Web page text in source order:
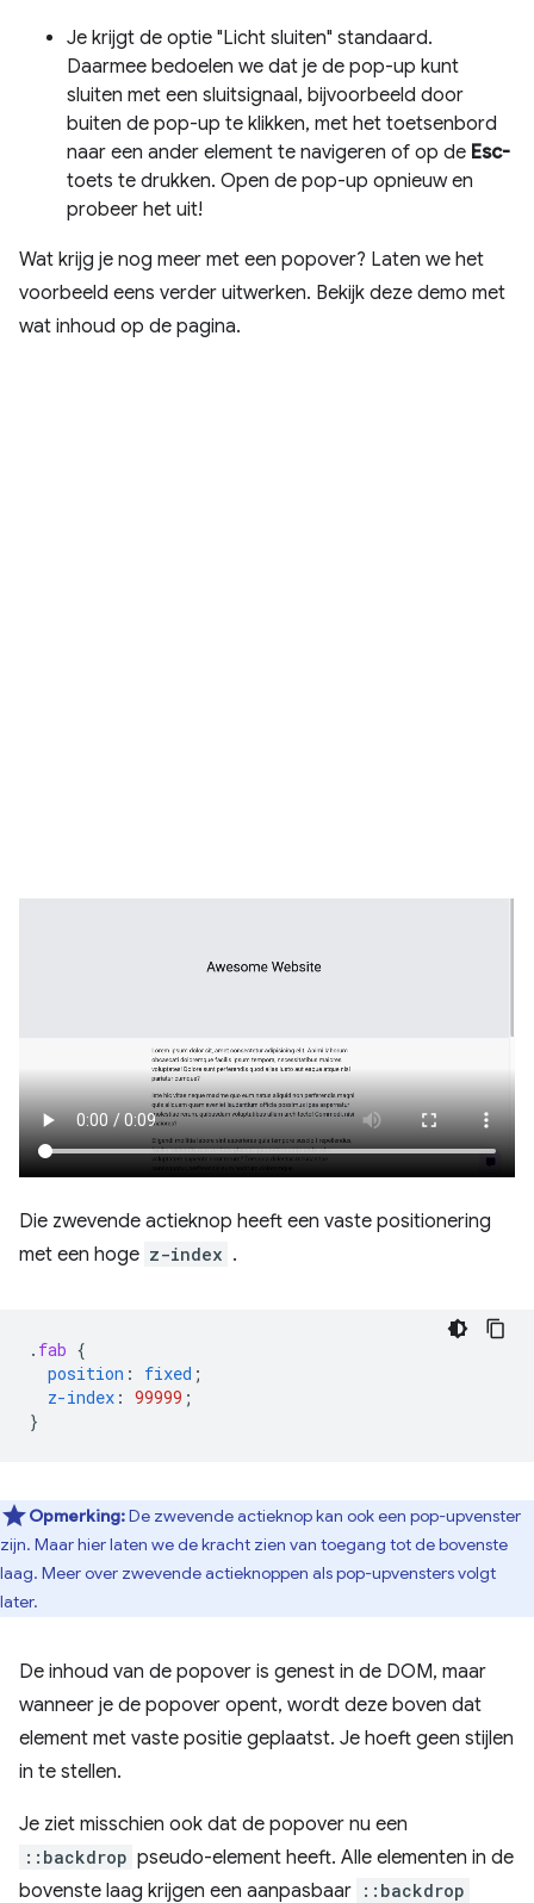
Je krijgt de optie "Licht sluiten" standaard.
Daarmee bedoelen we dat je de pop-up kunt
sluiten met een sluitsignaal, bijvoorbeeld door
buiten de pop-up te klikken, met het toetsenbord
naar een ander element te navigeren of op de Esc-
toets te drukken. Open de pop-up opnieuw en
probeer het uit!
Wat krijg je nog meer met een popover? Laten we het
voorbeeld eens verder uitwerken. Bekijk deze demo met
wat inhoud op de pagina.
Die zwevende actieknop heeft een vaste positionering
met een hoge z-index .
. fab {
position : fixed ;
z-index : 99999 ;
}
Opmerking:De zwevende actieknop kan ook een pop-upvenster
zijn. Maar hier laten we de kracht zien van toegang tot de bovenste
laag. Meer over zwevende actieknoppen als pop-upvensters volgt
later.
De inhoud van de popover is genest in de DOM, maar
wanneer je de popover opent, wordt deze boven dat
element met vaste positie geplaatst. Je hoeft geen stijlen
in te stellen.
Je ziet misschien ook dat de popover nu een
::backdrop pseudo-element heeft. Alle elementen in de
bovenste laag krijgen een aanpasbaar ::backdrop